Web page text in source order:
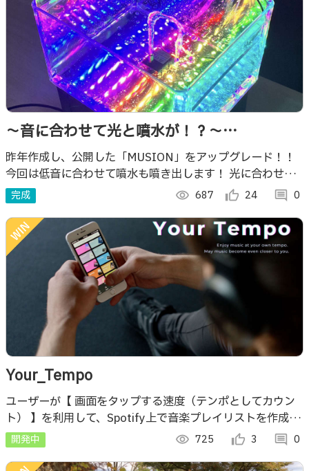
～音に合わせて光と噴水が！？～
MUSION:Rev
昨年作成し、公開した「MUSION」をアップグレード！！
今回は低音に合わせて噴水も噴き出します！ 光に合わせて
噴き出る噴水はとても綺麗です！
完成 visibility 687 thumb_up_alt 24 comment 0
Your_Tempo
ユーザーが【 画面をタップする速度（テンポとしてカウン
ト） 】を利用して、Spotify上で音楽プレイリストを作成す
るアプリ。 ※【 画像認識 】機能追加は動作安定しない為見
送る。
開発中 visibility 725 thumb_up_alt 3 comment 0